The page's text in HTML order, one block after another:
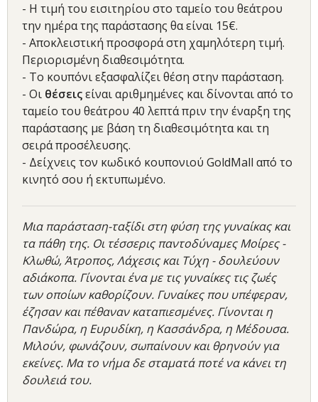
- Η τιμή του εισιτηρίου στο ταμείο του θεάτρου
την ημέρα της παράστασης θα είναι 15€.
- Αποκλειστική προσφορά στη χαμηλότερη τιμή.
Περιορισμένη διαθεσιμότητα.
- Το κουπόνι εξασφαλίζει θέση στην παράσταση.
- Οι θέσειςείναι αριθμημένες και δίνονται από το
ταμείο του θεάτρου 40 λεπτά πριν την έναρξη της
παράστασης με βάση τη διαθεσιμότητα και τη
σειρά προσέλευσης.
- Δείχνεις τον κωδικό κουπονιού GoldMall από το
κινητό σου ή εκτυπωμένο.
Μια παράσταση-ταξίδι στη φύση της γυναίκας και
τα πάθη της. Οι τέσσερις παντοδύναμες Μοίρες -
Κλωθώ, Άτροπος, Λάχεσις και Τύχη - δουλεύουν
αδιάκοπα. Γίνονται ένα με τις γυναίκες τις ζωές
των οποίων καθορίζουν. Γυναίκες που υπέφεραν,
έζησαν και πέθαναν καταπιεσμένες. Γίνονται η
Πανδώρα, η Ευρυδίκη, η Κασσάνδρα, η Μέδουσα.
Μιλούν, φωνάζουν, σωπαίνουν και θρηνούν για
εκείνες. Μα το νήμα δε σταματά ποτέ να κάνει τη
δουλειά του.